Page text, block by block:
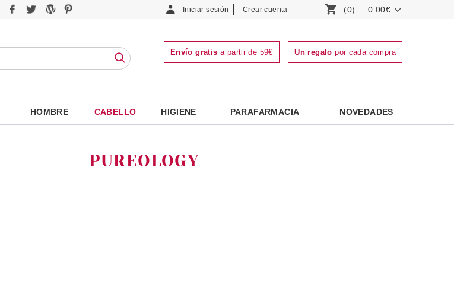
Iniciar sesión Crear cuenta (0) 0.00€
Envío gratis a partir de 59€ Un regalo por cada compra
HOMBRE CABELLO HIGIENE PARAFARMACIA NOVEDADES
PUREOLOGY